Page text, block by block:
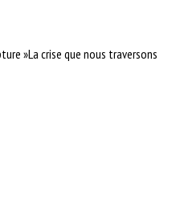
»La crise que nous traversons